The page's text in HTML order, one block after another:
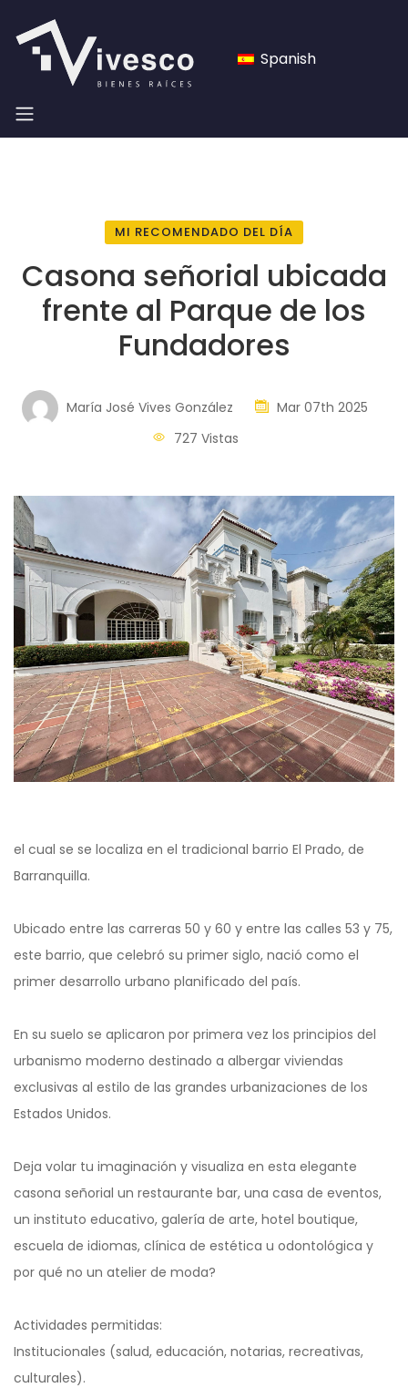
Spanish
MI RECOMENDADO DEL DÍA
Casona señorial ubicada
frente al Parque de los
Fundadores
María José Vives González
Mar 07th 2025
727 Vistas
el cual se se localiza en el tradicional barrio El Prado, de
Barranquilla.
Ubicado entre las carreras 50 y 60 y entre las calles 53 y 75,
este barrio, que celebró su primer siglo, nació como el
primer desarrollo urbano planificado del país.
En su suelo se aplicaron por primera vez los principios del
urbanismo moderno destinado a albergar viviendas
exclusivas al estilo de las grandes urbanizaciones de los
Estados Unidos.
Deja volar tu imaginación y visualiza en esta elegante
casona señorial un restaurante bar, una casa de eventos,
un instituto educativo, galería de arte, hotel boutique,
escuela de idiomas, clínica de estética u odontológica y
por qué no un atelier de moda?
Actividades permitidas:
Institucionales (salud, educación, notarias, recreativas,
culturales).